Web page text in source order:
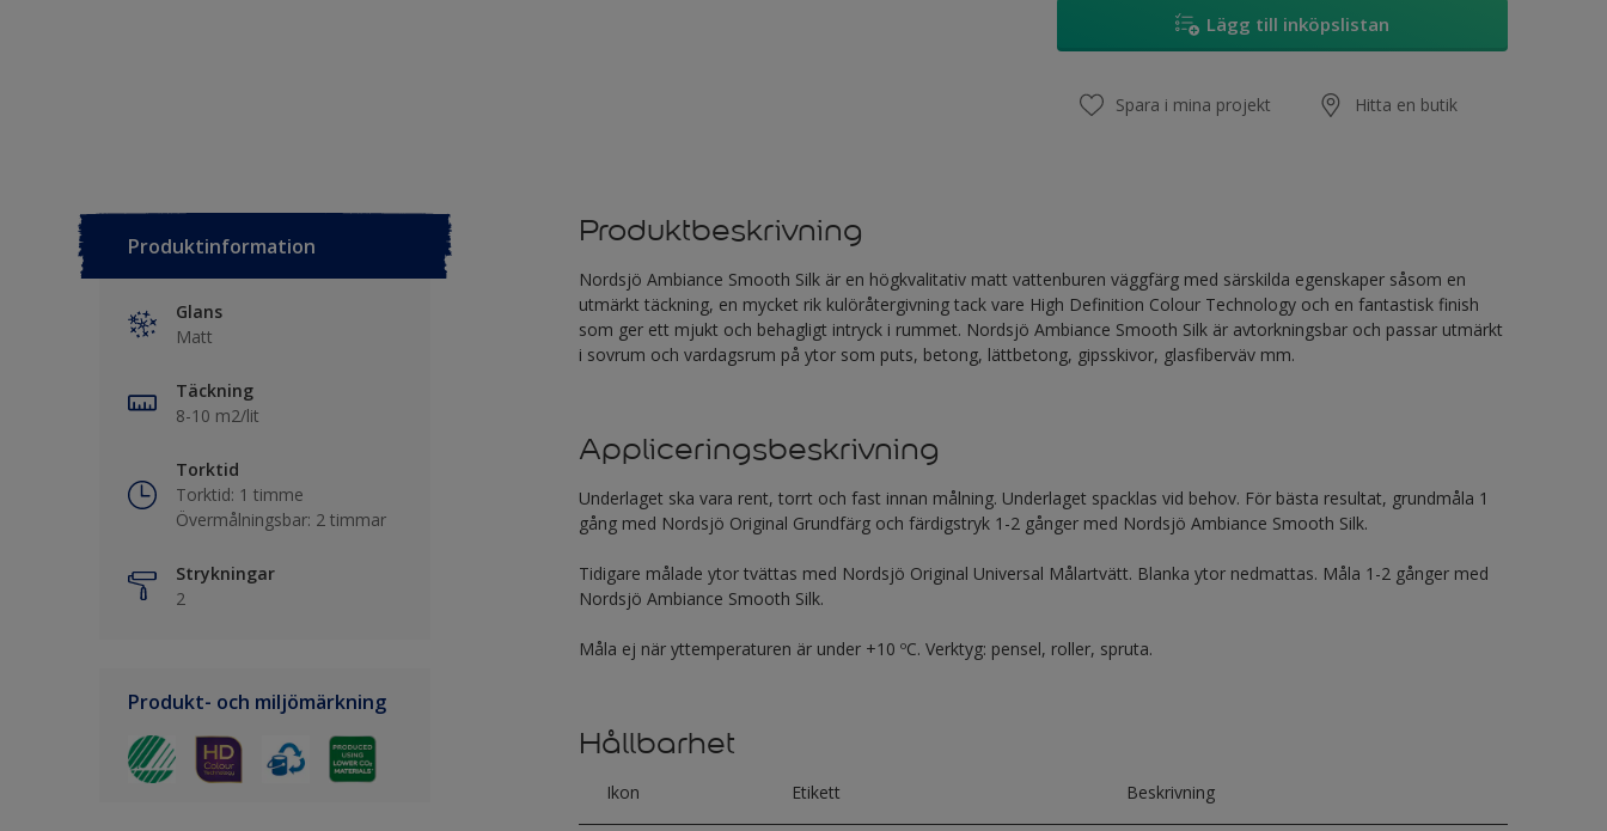
Lägg till inköpslistan
Spara i mina projekt Hitta en butik
Produktinformation
Glans
Matt
Täckning
8-10 m2/lit
Torktid
Torktid: 1 timme
Övermålningsbar: 2 timmar
Strykningar
2
Produkt- och miljömärkning
Produktbeskrivning
Nordsjö Ambiance Smooth Silk är en högkvalitativ matt vattenburen väggfärg med särskilda egenskaper såsom en
utmärkt täckning, en mycket rik kulöråtergivning tack vare High Definition Colour Technology och en fantastisk finish
som ger ett mjukt och behagligt intryck i rummet. Nordsjö Ambiance Smooth Silk är avtorkningsbar och passar utmärkt
i sovrum och vardagsrum på ytor som puts, betong, lättbetong, gipsskivor, glasfiberväv mm.
Appliceringsbeskrivning
Underlaget ska vara rent, torrt och fast innan målning. Underlaget spacklas vid behov. För bästa resultat, grundmåla 1
gång med Nordsjö Original Grundfärg och färdigstryk 1-2 gånger med Nordsjö Ambiance Smooth Silk.
Tidigare målade ytor tvättas med Nordsjö Original Universal Målartvätt. Blanka ytor nedmattas. Måla 1-2 gånger med
Nordsjö Ambiance Smooth Silk.
Måla ej när yttemperaturen är under +10 ºC. Verktyg: pensel, roller, spruta.
Hållbarhet
Ikon Etikett Beskrivning